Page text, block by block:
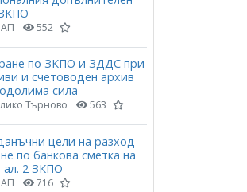
552
по ЗКПО и ЗДДС при
и счетоводен архив
сила
Търново 563
цели на разход
по банкова сметка на
ал. 2 ЗКПО
716